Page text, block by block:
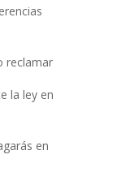
reclamar
la ley en
en